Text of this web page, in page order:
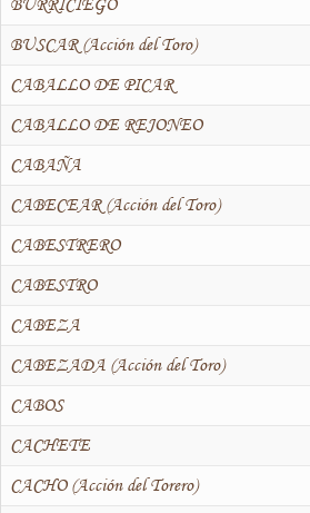
BURRICIEGO
BUSCAR (Acción del Toro)
CABALLO DE PICAR
CABALLO DE REJONEO
CABAÑA
CABECEAR (Acción del Toro)
CABESTRERO
CABESTRO
CABEZA
CABEZADA (Acción del Toro)
CABOS
CACHETE
CACHO (Acción del Torero)